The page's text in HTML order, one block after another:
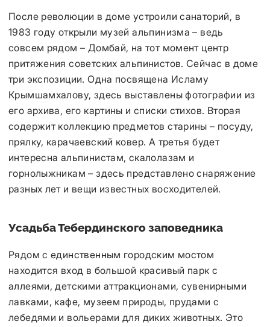
После революции в доме устроили санаторий, в
1983 году открыли музей альпинизма – ведь
совсем рядом – Домбай, на тот момент центр
притяжения советских альпинистов. Сейчас в доме
три экспозиции. Одна посвящена Исламу
Крымшамхалову, здесь выставлены фотографии из
его архива, его картины и списки стихов. Вторая
содержит коллекцию предметов старины – посуду,
прялку, карачаевский ковер. А третья будет
интересна альпинистам, скалолазам и
горнолыжникам – здесь представлено снаряжение
разных лет и вещи известных восходителей.
Усадьба Тебердинского заповедника
Рядом с единственным городским мостом
находится вход в большой красивый парк с
аллеями, детскими аттракционами, сувенирными
лавками, кафе, музеем природы, прудами с
лебедями и вольерами для диких животных. Это